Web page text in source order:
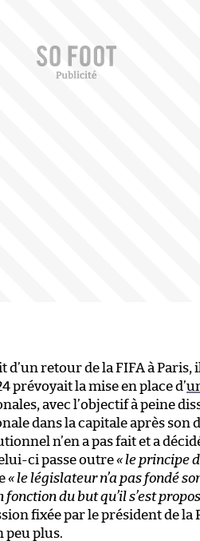
retour de la FIFA à Paris,
prévoyait la mise en place d’
avec l’objectif à peine
dans la capitale après son
n’en a pas fait et a
ci passe outre« le principe
« le législateur n’a pas fondé
du but qu’il s’est
fixée par le président de
peu plus.